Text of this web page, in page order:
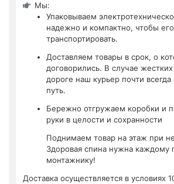
Мы:
Упаковываем
надежно и компактно, чтобы
транспортировать.
Доставляем товары в срок, о
договорились. В случае
дороге наш курьер почти
путь.
Бережно отгружаем коробки и
руки в целости и сохранности
Поднимаем товар на этаж при
Здоровая спина нужна каждому
монтажнику!
Доставка осуществляется в условиях